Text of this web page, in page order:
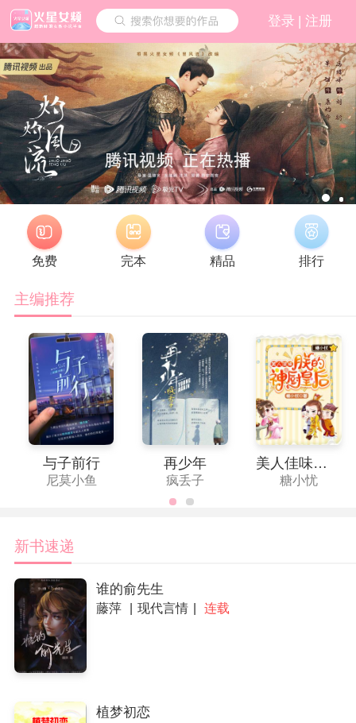
登录 | 注册
免费 完本 精品 排行
主编推荐
与子前行
尼莫小鱼
再少年
疯丢子
美人佳味：朕的厨神皇后
糖小忧
新书速递
谁的俞先生
藤萍 现代言情 连载
植梦初恋